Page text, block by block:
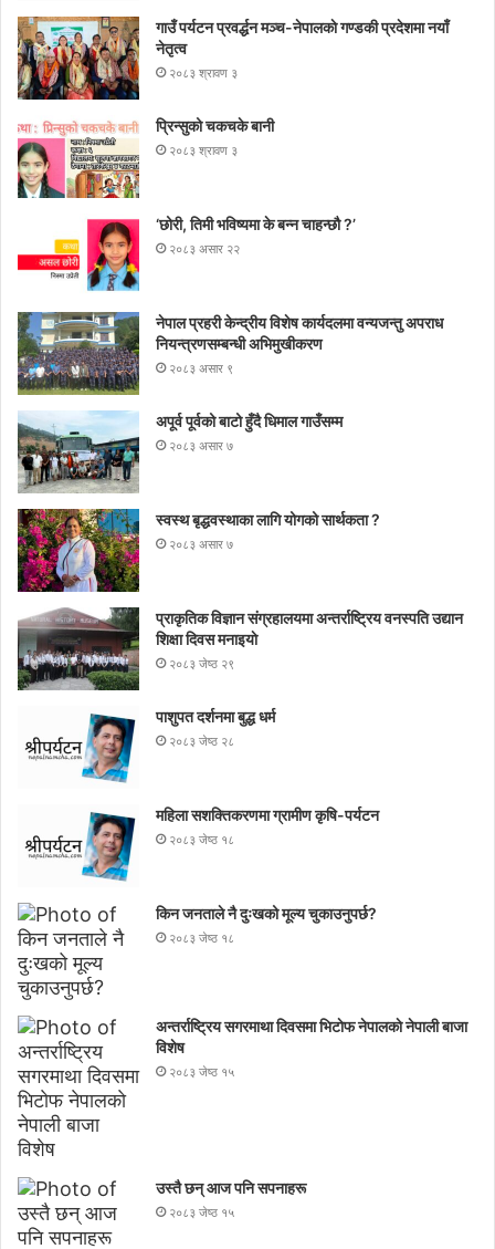
गाउँ पर्यटन प्रवर्द्धन मञ्च-नेपालकाे गण्डकी प्रदेशमा नयाँ
नेतृत्व
२०८३ श्रावण ३
प्रिन्सुको चकचके बानी
२०८३ श्रावण ३
‘छोरी, तिमी भविष्यमा के बन्न चाहन्छौ ?’
२०८३ असार २२
नेपाल प्रहरी केन्द्रीय विशेष कार्यदलमा वन्यजन्तु अपराध
नियन्त्रणसम्बन्धी अभिमुखीकरण
२०८३ असार ९
अपूर्व पूर्वको बाटो हुँदै धिमाल गाउँसम्म
२०८३ असार ७
स्वस्थ बृद्धवस्थाका लागि योगको सार्थकता ?
२०८३ असार ७
प्राकृतिक विज्ञान संग्रहालयमा अन्तर्राष्ट्रिय वनस्पति उद्यान
शिक्षा दिवस मनाइयाे
२०८३ जेष्ठ २९
पाशुपत दर्शनमा बुद्ध धर्म​
२०८३ जेष्ठ २८
महिला सशक्तिकरणमा ग्रामीण कृषि-पर्यटन
२०८३ जेष्ठ १८
किन जनताले नै दुःखको मूल्य चुकाउनुपर्छ?
२०८३ जेष्ठ १८
अन्तर्राष्ट्रिय सगरमाथा दिवसमा भिटाेफ नेपालकाे नेपाली बाजा
विशेष
२०८३ जेष्ठ १५
उस्तै छन् आज पनि सपनाहरू
२०८३ जेष्ठ १५